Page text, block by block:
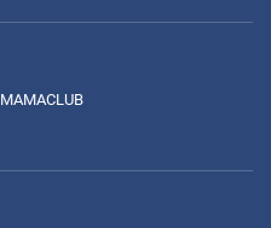
MAMACLUB